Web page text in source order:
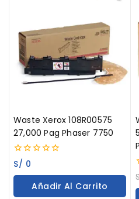
Waste Xerox 108R00575
27,000 Pag Phaser 7750
0
out
of
S/ 0
Añadir Al Carrito
0
of